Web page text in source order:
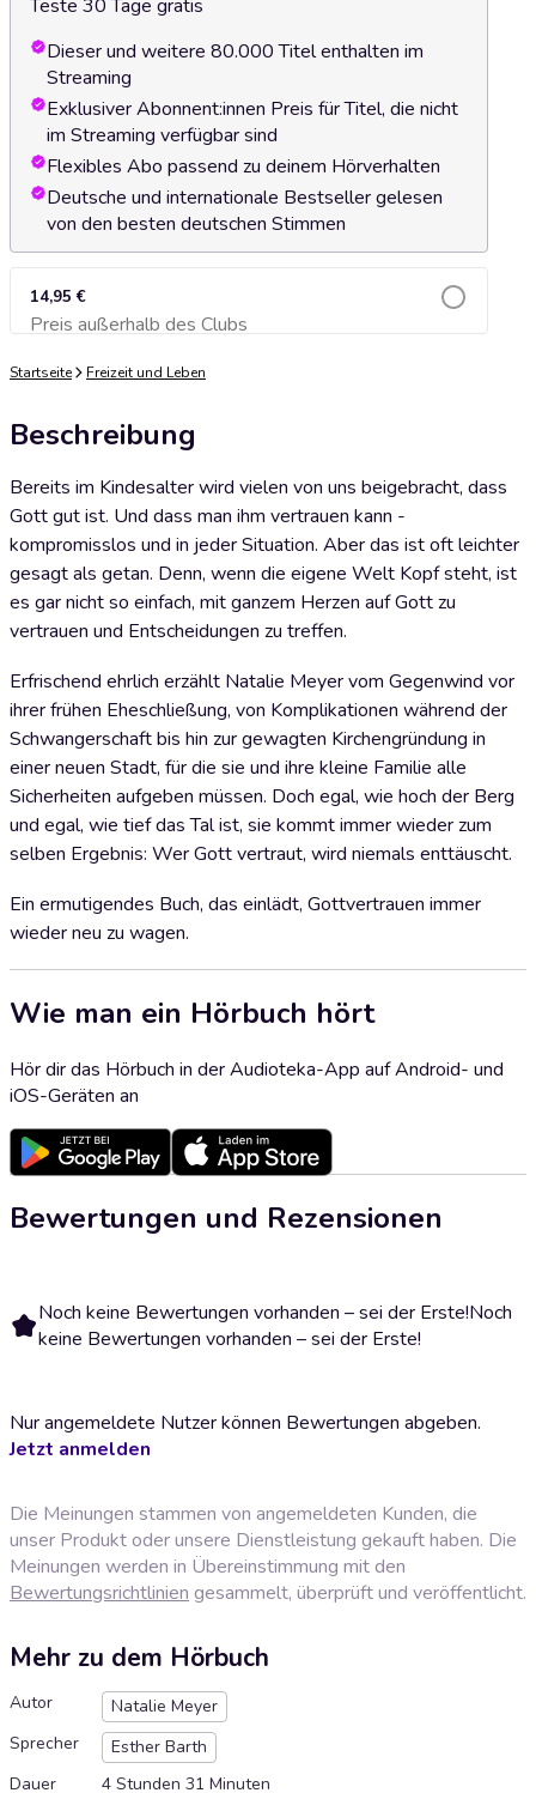
Teste 30 Tage gratis
Dieser und weitere 80.000 Titel enthalten im
Streaming
Exklusiver Abonnent:innen Preis für Titel, die nicht
im Streaming verfügbar sind
Flexibles Abo passend zu deinem Hörverhalten
Deutsche und internationale Bestseller gelesen
von den besten deutschen Stimmen
14,95 €
Preis außerhalb des ClubsZum Warenkorb hinzufügen
Startseite Freizeit und Leben
Beschreibung
Bereits im Kindesalter wird vielen von uns beigebracht, dass
Gott gut ist. Und dass man ihm vertrauen kann -
kompromisslos und in jeder Situation. Aber das ist oft leichter
gesagt als getan. Denn, wenn die eigene Welt Kopf steht, ist
es gar nicht so einfach, mit ganzem Herzen auf Gott zu
vertrauen und Entscheidungen zu treffen.
Erfrischend ehrlich erzählt Natalie Meyer vom Gegenwind vor
ihrer frühen Eheschließung, von Komplikationen während der
Schwangerschaft bis hin zur gewagten Kirchengründung in
einer neuen Stadt, für die sie und ihre kleine Familie alle
Sicherheiten aufgeben müssen. Doch egal, wie hoch der Berg
und egal, wie tief das Tal ist, sie kommt immer wieder zum
selben Ergebnis: Wer Gott vertraut, wird niemals enttäuscht.
Ein ermutigendes Buch, das einlädt, Gottvertrauen immer
wieder neu zu wagen.
Wie man ein Hörbuch hört
Hör dir das Hörbuch in der Audioteka-App auf Android- und
iOS-Geräten an
Bewertungen und Rezensionen
Noch keine Bewertungen vorhanden – sei der Erste!Noch
keine Bewertungen vorhanden – sei der Erste!
Nur angemeldete Nutzer können Bewertungen abgeben.
Jetzt anmelden
Die Meinungen stammen von angemeldeten Kunden, die
unser Produkt oder unsere Dienstleistung gekauft haben. Die
Meinungen werden in Übereinstimmung mit den
Bewertungsrichtlinien gesammelt, überprüft und veröffentlicht.
Mehr zu dem Hörbuch
Autor
Natalie Meyer
Sprecher
Esther Barth
Dauer
4 Stunden 31 Minuten